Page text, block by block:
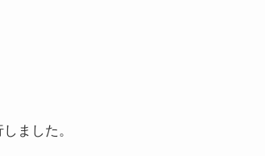
ました。